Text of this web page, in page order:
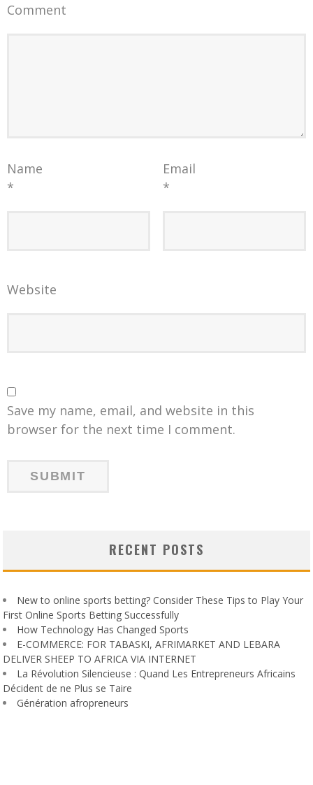
Comment
Name
*
Email
*
Website
Save my name, email, and website in this
browser for the next time I comment.
RECENT POSTS
New to online sports betting? Consider These Tips to Play Your
First Online Sports Betting Successfully
How Technology Has Changed Sports
E-COMMERCE: FOR TABASKI, AFRIMARKET AND LEBARA
DELIVER SHEEP TO AFRICA VIA INTERNET
La Révolution Silencieuse : Quand Les Entrepreneurs Africains
Décident de ne Plus se Taire
Génération afropreneurs